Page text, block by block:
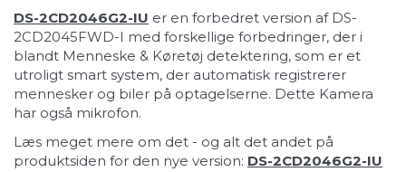
DS-2CD2046G2-IU er en forbedret version af DS-
2CD2045FWD-I med forskellige forbedringer, der i
blandt Menneske & Køretøj detektering, som er et
utroligt smart system, der automatisk registrerer
mennesker og biler på optagelserne. Dette Kamera
har også mikrofon.
Læs meget mere om det - og alt det andet på
produktsiden for den nye version: DS-2CD2046G2-IU